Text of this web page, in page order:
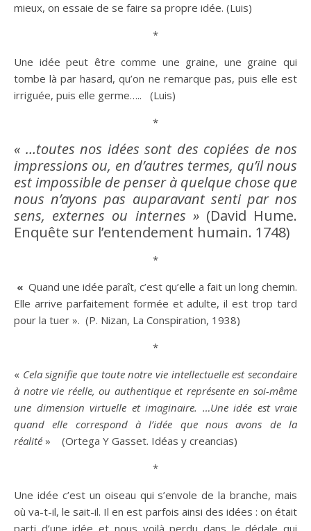
mieux, on essaie de se faire sa propre idée. (Luis)
*
Une idée peut être comme une graine, une graine qui
tombe là parhasard, qu’on ne remarque pas, puis elle est
irriguée, puis elle germe….. (Luis)
*
« …toutes nos idées sont des copiées de nos
impressions ou, en d’autres termes, qu’il nous
est impossible de penser à quelque chose que
nous n’ayons pas auparavant senti par nos
sens, externes ou internes » (David Hume.
Enquête sur l’entendement humain. 1748)
*
« Quand une idée paraît, c’est qu’elle a fait un long chemin.
Elle arrive parfaitement formée etadulte, il est trop tard
pour la tuer ». (P. Nizan, La Conspiration, 1938)
*
« Cela signifie que toute notre vie intellectuelle est secondaire
à notre vie réelle, ou authentique et représente en soi-même
une dimension virtuelle et imaginaire. …Une idée est vraie
quand elle correspond à l’idée que nous avons de la
réalité » (Ortega Y Gasset. Idéas y creancias)
*
Une idée c’est un oiseau qui s’envole de la branche, mais
où va-t-il, le sait-il. Il en est parfois ainsi des idées : on était
parti d’uneidée et nous voilà perdu dans le dédale qui